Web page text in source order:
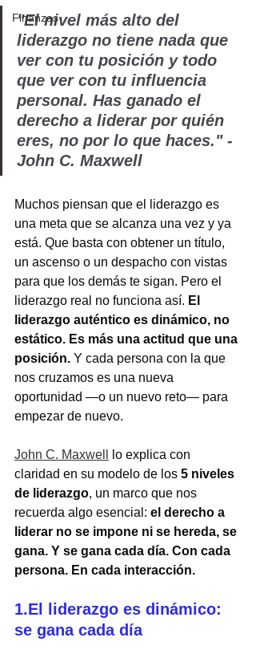
Finanzas
"El nivel más alto del
liderazgo no tiene nada que
ver con tu posición y todo
que ver con tu influencia
personal. Has ganado el
derecho a liderar por quién
eres, no por lo que haces." -
John C. Maxwell
Muchos piensan que el liderazgo es
una meta que se alcanza una vez y ya
está. Que basta con obtener un título,
un ascenso o un despacho con vistas
para que los demás te sigan. Pero el
liderazgo real no funciona así. El
liderazgo auténtico es dinámico, no
estático. Es más una actitud que una
posición. Y cada persona con la que
nos cruzamos es una nueva
oportunidad —o un nuevo reto— para
empezar de nuevo.
John C. Maxwell
lo explica con
claridad en su modelo de los 5 niveles
de liderazgo, un marco que nos
recuerda algo esencial: el derecho a
liderar no se impone ni se hereda, se
gana. Y se gana cada día. Con cada
persona. En cada interacción.
1.El liderazgo es dinámico:
se gana cada día